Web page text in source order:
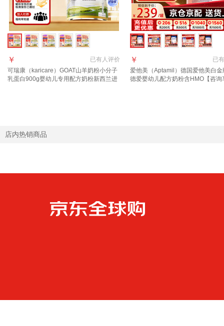
已有人评价
￥
可瑞康（karicare）GOAT山羊奶粉小分子
乳蛋白900g婴幼儿专用配方奶粉新西兰进
已有
￥
爱他美（Aptamil）德国爱他美白金
德爱婴幼儿配方奶粉含HMO【咨询
店内热销商品